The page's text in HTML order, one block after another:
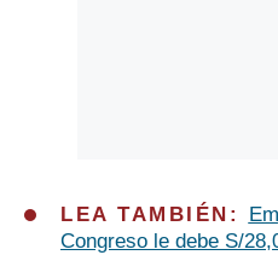
LEA TAMBIÉN:
Congreso le debe S/